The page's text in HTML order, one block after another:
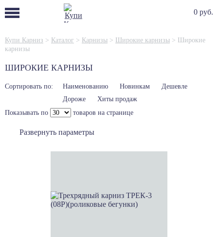
0 руб.
Купи Карниз > Каталог > Карнизы > Широкие карнизы > Широкие
карнизы
ШИРОКИЕ КАРНИЗЫ
Сортировать по: Наименованию Новинкам
Дешевле
Дороже
Хиты продаж
Показывать по
товаров на странице
Развернуть параметры